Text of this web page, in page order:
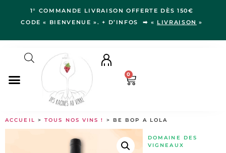
1° COMMANDE LIVRAISON OFFERTE DÈS 150€
CODE « BIENVENUE ». + D’INFOS ➡ « LIVRAISON »
RÉGIONS
0
ACCUEIL >TOUS NOS VINS ! > BE BOP A LOLA
DOMAINE DES
VIGNEAUX